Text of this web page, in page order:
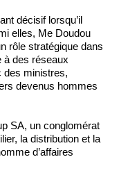
décisif lorsqu’il
elles, Me Doudou
rôle stratégique dans
à des réseaux
des ministres,
devenus hommes
SA, un conglomérat
la distribution et la
d’affaires